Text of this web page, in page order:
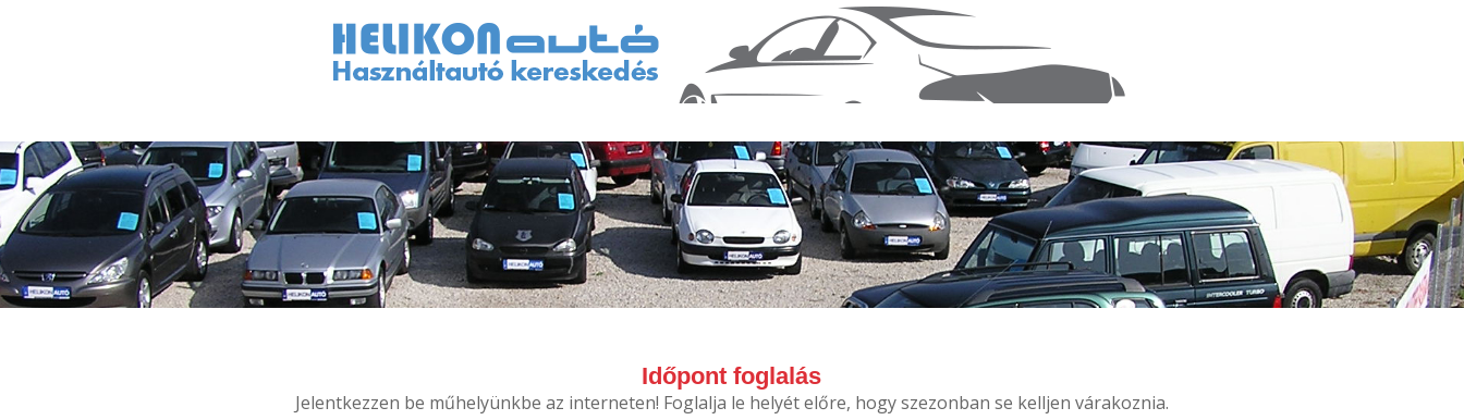
Időpont foglalás
Jelentkezzen be műhelyünkbe az interneten! Foglalja le helyét előre, hogy szezonban se kelljen várakoznia.